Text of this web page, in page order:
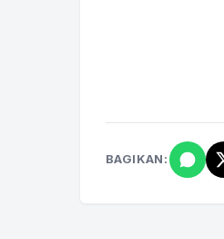
BAGIKAN: